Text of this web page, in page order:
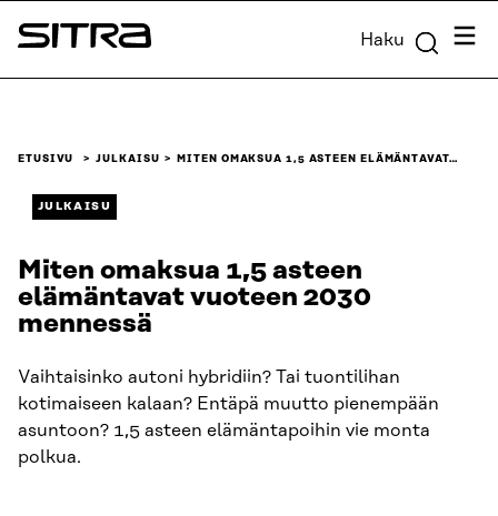
Siirry
suoraan
Sitra Haku
ETUSIVU JULKAISU MITEN OMAKSUA 1,5 ASTEEN ELÄMÄNTAVAT…
JULKAISU
Miten omaksua 1,5 asteen
elämäntavat vuoteen 2030
mennessä
Vaihtaisinko autoni hybridiin? Tai tuontilihan
kotimaiseen kalaan? Entäpä muutto pienempään
asuntoon? 1,5 asteen elämäntapoihin vie monta
polkua.